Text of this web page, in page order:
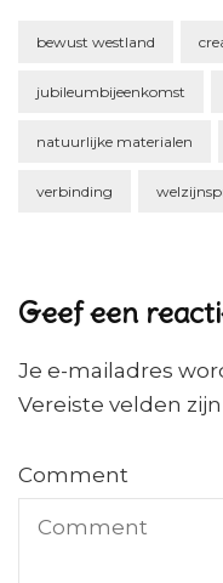
bewust westland
jubileumbijeenkomst
natuurlijke materialen
verbinding
Geef een
Je e-mailadres
Vereiste velden
Comment